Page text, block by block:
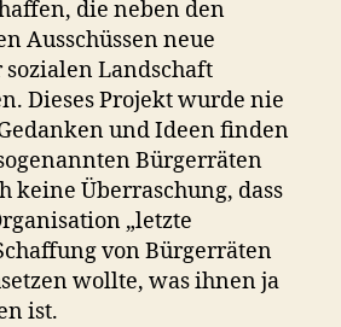
die neben den
Ausschüssen neue
Landschaft
Dieses Projekt wurde nie
und Ideen finden
Bürgerräten
keine Überraschung, dass
„letzte
von Bürgerräten
wollte, was ihnen ja
ist.